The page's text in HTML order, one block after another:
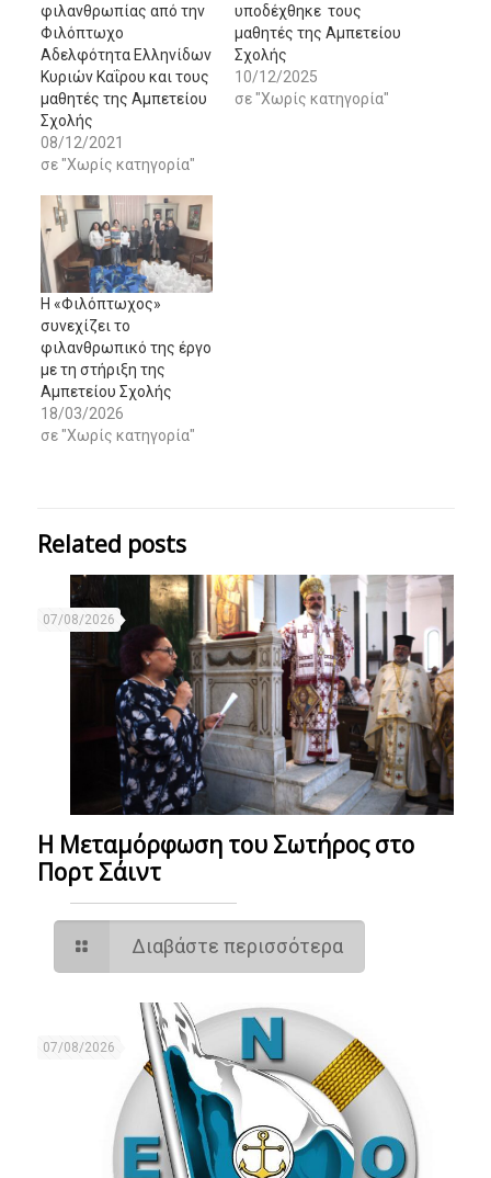
φιλανθρωπίας από την
Φιλόπτωχο
Αδελφότητα Ελληνίδων
Κυριών Καΐρου και τους
μαθητές της Αμπετείου
Σχολής
08/12/2021
σε "Χωρίς κατηγορία"
υποδέχθηκε τους
μαθητές της Αμπετείου
Σχολής
10/12/2025
σε "Χωρίς κατηγορία"
Η «Φιλόπτωχος»
συνεχίζει το
φιλανθρωπικό της έργο
με τη στήριξη της
Αμπετείου Σχολής
18/03/2026
σε "Χωρίς κατηγορία"
Related posts
07/08/2026
Η Μεταμόρφωση του Σωτήρος στο
Πορτ Σάιντ
Διαβάστε περισσότερα
07/08/2026